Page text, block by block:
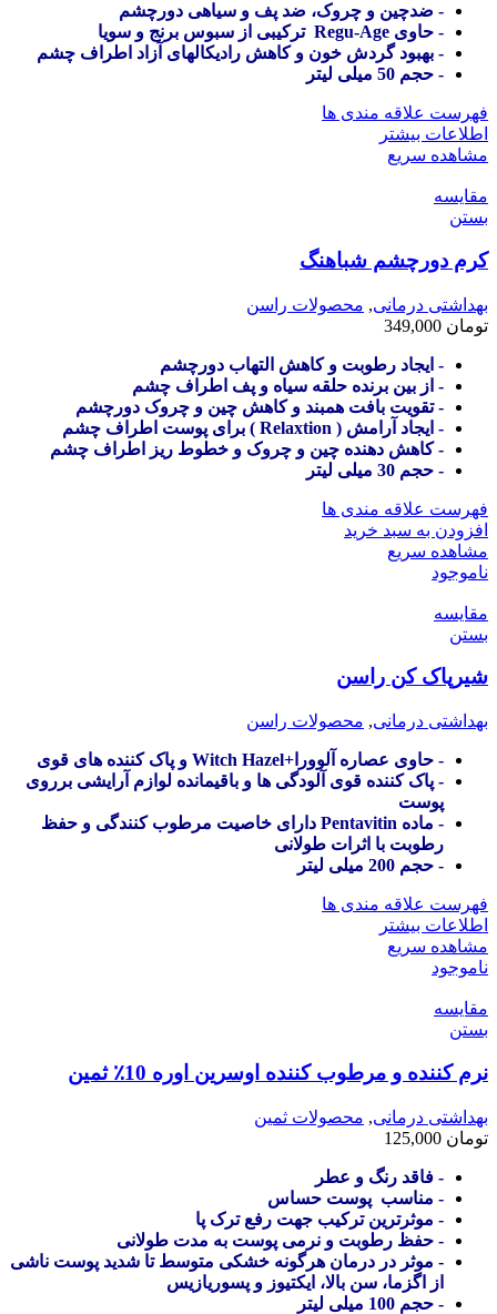
- ضدچین و چروک، ضد پف و سیاهی دورچشم
- حاوی Regu-Age ترکیبی از سبوس برنج و سویا
- بهبود گردش خون و کاهش رادیکالهای آزاد اطراف چشم
- حجم 50 میلی لیتر
فهرست علاقه مندی ها
اطلاعات بیشتر
مشاهده سریع
مقایسه
بستن
کرم دورچشم شباهنگ
بهداشتی درمانی, محصولات راسن
تومان
- ایجاد رطوبت و کاهش التهاب دورچشم
- از بین برنده حلقه سیاه و پف اطراف چشم
- تقویت بافت همبند و کاهش چین و چروک دورچشم
- ایجاد آرامش ( Relaxtion ) برای پوست اطراف چشم
- کاهش دهنده چین و چروک و خطوط ریز اطراف چشم
- حجم 30 میلی لیتر
فهرست علاقه مندی ها
افزودن به سبد خرید
مشاهده سریع
ناموجود
مقایسه
بستن
شیرپاک کن راسن
بهداشتی درمانی, محصولات راسن
- حاوی عصاره آلوورا+Witch Hazel و پاک کننده های قوی
- پاک کننده قوی آلودگی ها و باقیمانده لوازم آرایشی برروی
پوست
- ماده Pentavitin دارای خاصیت مرطوب کنندگی و حفظ
رطوبت با اثرات طولانی
- حجم 200 میلی لیتر
فهرست علاقه مندی ها
اطلاعات بیشتر
مشاهده سریع
ناموجود
مقایسه
بستن
نرم کننده و مرطوب کننده اوسرین اوره 10٪ ثمین
بهداشتی درمانی, محصولات ثمین
تومان
- فاقد رنگ و عطر
- مناسب پوست حساس
- موثرترین ترکیب جهت رفع ترک پا
- حفظ رطوبت و نرمی پوست به مدت طولانی
- موثر در درمان هرگونه خشکی متوسط تا شدید پوست ناشی
از اگزما، سن بالا، ایکتیوز و پسوریازیس
- حجم 100 میلی لیتر